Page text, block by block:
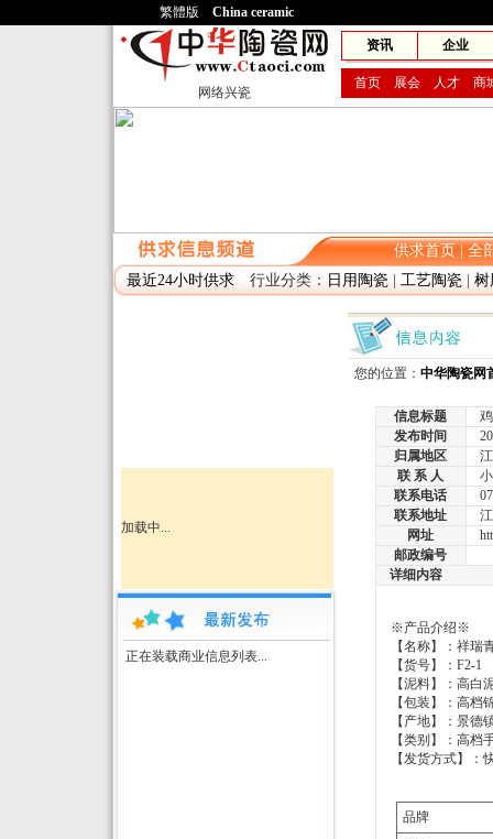
繁體版 China ceramic
网络兴瓷
资讯 企业
首页 展会 人才 商
供求首页|全
最近24小时供求行业分类： 日用陶瓷| 工艺陶瓷| 树
加载中...
正在装载商业信息列表...
您的位置： 中华陶瓷网
信息标题
鸡
发布时间
归属地区
江
联 系 人
小
联系电话
联系地址
江
网址
邮政编号
详细内容
※产品介绍※
【名称】：祥瑞
【货号】：F2-1
【泥料】：高白
【包装】：高档
【产地】：景德
【类别】：高档
【发货方式】：
品牌